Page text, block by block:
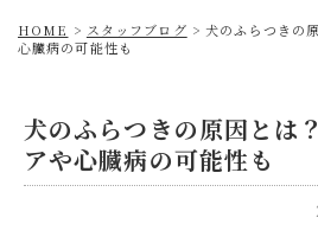
HOME > スタッフブログ >犬のふらつきの
心臓病の可能性も
犬のふらつきの原因とは
アや心臓病の可能性も